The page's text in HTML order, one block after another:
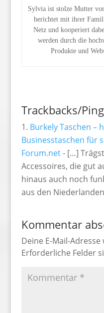
Sylvia ist stolze Mutter
berichtet mit ihrer
Netz und kooperiert
werden durch die
Produkte und
Trackbacks/
Burkely Taschen –
Businesstaschen für
Forum.net- […]
Accessoires, die gut
hinaus auch noch
aus den
Kommentar
Deine E-Mail-
Erforderliche Felder